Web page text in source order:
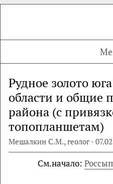
Рудное золото
области и общие
района (с
топопланшетам)
Мешалкин С.М., геолог ·
См.начало: